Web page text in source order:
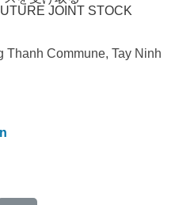
JOINT STOCK
Thanh Commune, Tay Ninh